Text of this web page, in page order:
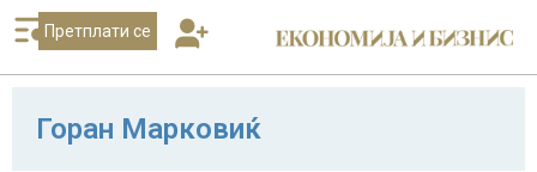
Претплати се
Горан Марковиќ